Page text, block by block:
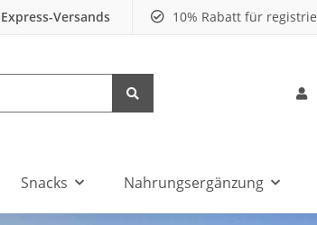
Versands 10% Rabatt für
Snacks Nahrungsergänzung